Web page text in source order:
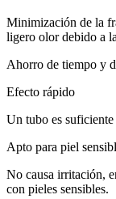
Minimización de la
ligero olor debido a
Ahorro de tiempo y
Efecto rápido
Un tubo es
Apto para piel
No causa irritación,
con pieles sensibles.